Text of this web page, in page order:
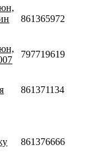
8613659727690
79771961990
8613711345915
8613766660203